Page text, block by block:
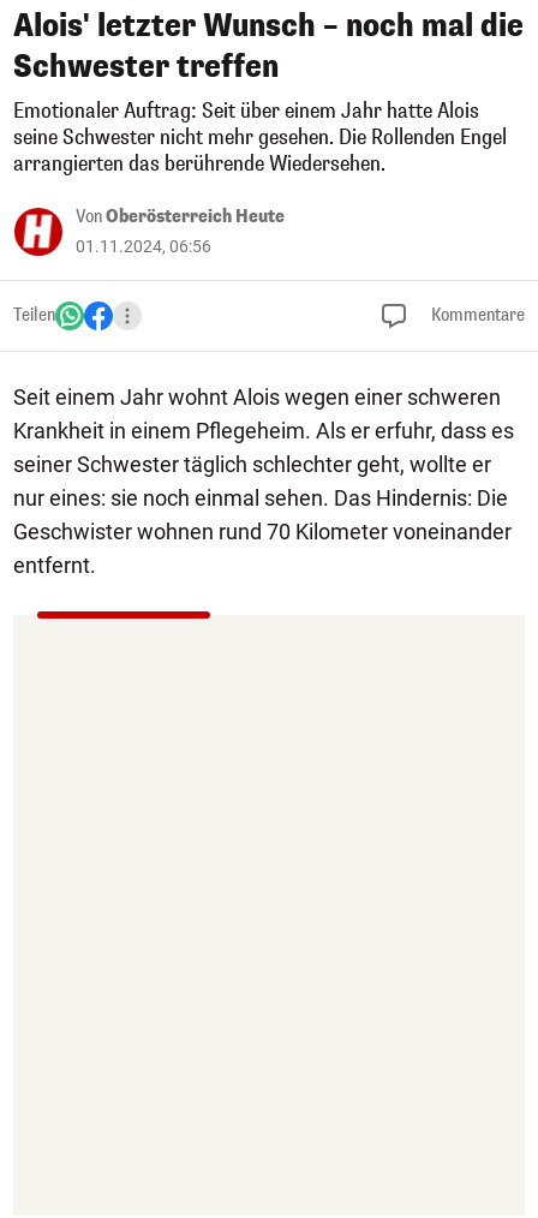
Alois' letzter Wunsch – noch mal die
Schwester treffen
Emotionaler Auftrag: Seit über einem Jahr hatte Alois
seine Schwester nicht mehr gesehen. Die Rollenden Engel
arrangierten das berührende Wiedersehen.
VonOberösterreich Heute
01.11.2024, 06:56
Teilen Kommentare
Seit einem Jahr wohnt Alois wegen einer schweren
Krankheit in einem Pflegeheim. Als er erfuhr, dass es
seiner Schwester täglich schlechter geht, wollte er
nur eines: sie noch einmal sehen. Das Hindernis: Die
Geschwister wohnen rund 70 Kilometer voneinander
entfernt.